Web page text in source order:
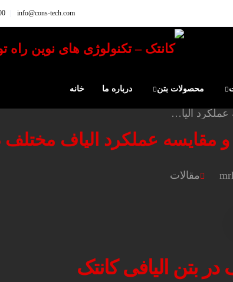
info@cons-tech.com
خانه درباره ما محصولات بتن
مختلف در بتن
عملکرد الیاف مختلف
مقالات
بتن الیافی کانتک